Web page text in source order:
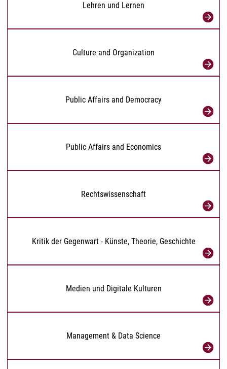
Lehren und Lernen
Culture and Organization
Public Affairs and Democracy
Public Affairs and Economics
Rechtswissenschaft
Kritik der Gegenwart - Künste, Theorie, Geschichte
Medien und Digitale Kulturen
Management & Data Science